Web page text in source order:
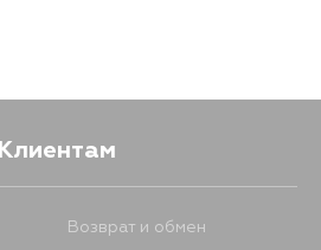
Клиентам
Возврат и обмен